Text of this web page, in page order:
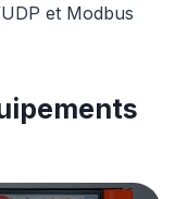
et Modbus